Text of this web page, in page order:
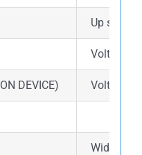
Up slope
Voltage
DEVICE) Voltage
Wide